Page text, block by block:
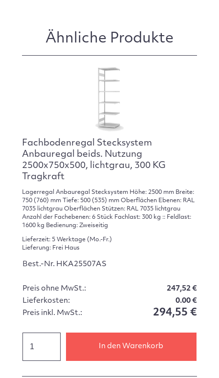
Ähnliche Produkte
Fachbodenregal Stecksystem
Anbauregal beids. Nutzung
2500x750x500, lichtgrau, 300 KG
Tragkraft
Lagerregal Anbauregal Stecksystem Höhe: 2500 mm Breite:
750 (760) mm Tiefe: 500 (535) mm Oberflächen Ebenen: RAL
7035 lichtgrau Oberflächen Stützen: RAL 7035 lichtgrau
Anzahl der Fachebenen: 6 Stück Fachlast: 300 kg :: Feldlast:
1600 kg Bedienung: Zweiseitig
Lieferzeit: 5 Werktage (Mo.-Fr.)
Lieferung: Frei Haus
Best.-Nr. HKA25507AS
Preis ohne MwSt.:
247,52 €
Lieferkosten:
0.00 €
Preis inkl. MwSt.:
294,55 €
In den Warenkorb